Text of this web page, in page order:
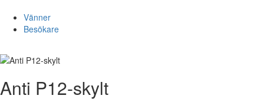
Vänner
Besökare
Anti P12-skylt